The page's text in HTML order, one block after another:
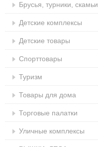
Брусья, турники, скамьи
Детские комплексы
Детские товары
Спорттовары
Туризм
Товары для дома
Торговые палатки
Уличные комплексы